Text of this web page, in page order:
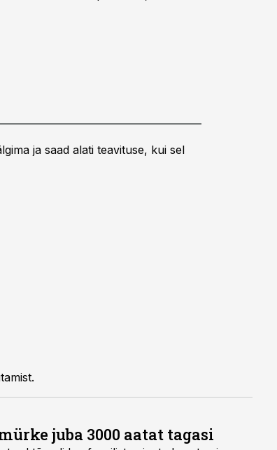
ja saad alati teavituse, kui sel
juba 3000 aatat tagasi